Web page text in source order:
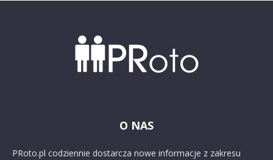
O NAS
PRoto.pl codziennie dostarcza nowe informacje z zakresu